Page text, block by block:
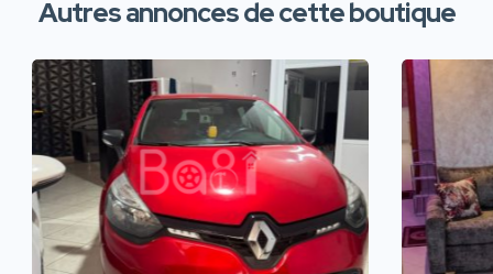
Autres annonces de cette boutique